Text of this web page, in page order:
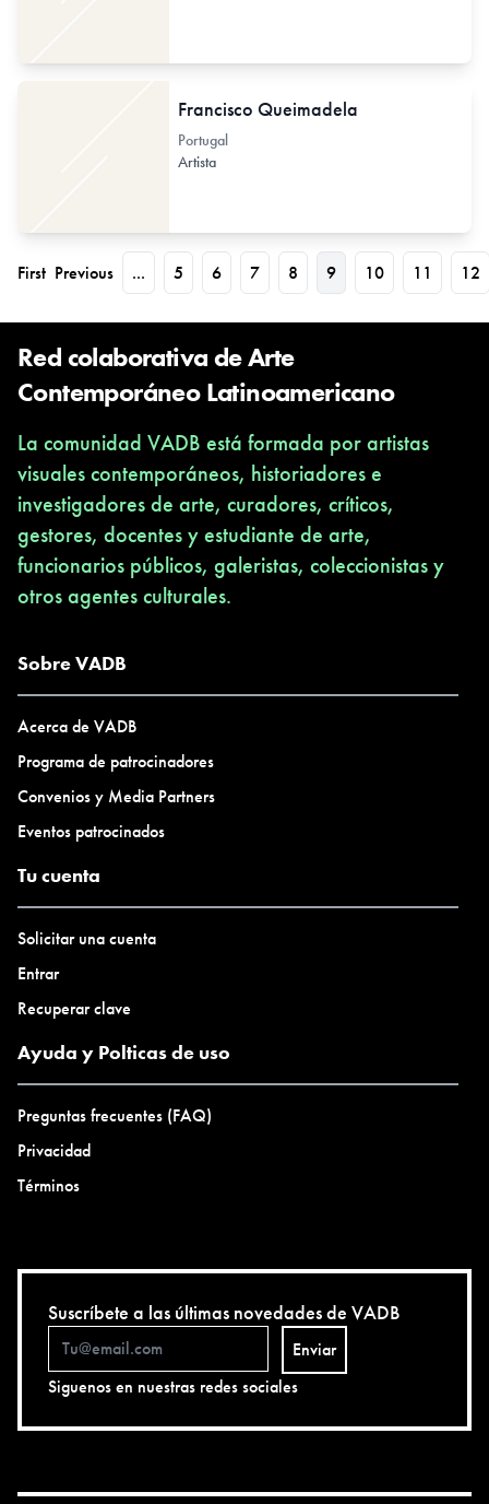
Francisco Queimadela
Portugal
Artista
First Previous ... 5 6 7 8 9 10 11 12
Red colaborativa de Arte
Contemporáneo Latinoamericano
La comunidad VADB está formada por artistas
visuales contemporáneos, historiadores e
investigadores de arte, curadores, críticos,
gestores, docentes y estudiante de arte,
funcionarios públicos, galeristas, coleccionistas y
otros agentes culturales.
Sobre VADB
Acerca de VADB
Programa de patrocinadores
Convenios y Media Partners
Eventos patrocinados
Tu cuenta
Solicitar una cuenta
Entrar
Recuperar clave
Ayuda y Polticas de uso
Preguntas frecuentes (FAQ)
Privacidad
Términos
Suscríbete a las últimas novedades de VADB
Enviar
Siguenos en nuestras redes sociales